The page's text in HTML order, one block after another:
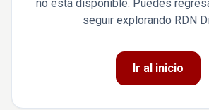
no está disponible. Puedes
seguir explorando RDN
Ir al inicio